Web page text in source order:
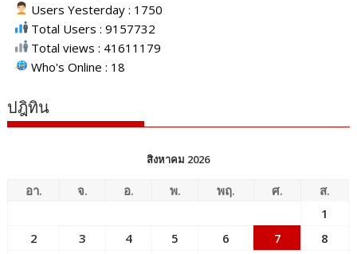
Users Yesterday : 1750
Total Users : 9157732
Total views : 41611179
Who's Online : 18
ปฎิทิน
สิงหาคม 2026
อา. จ. อ. พ. พฤ. ศ.
ส.
1
2
3 4 5 6 7
8